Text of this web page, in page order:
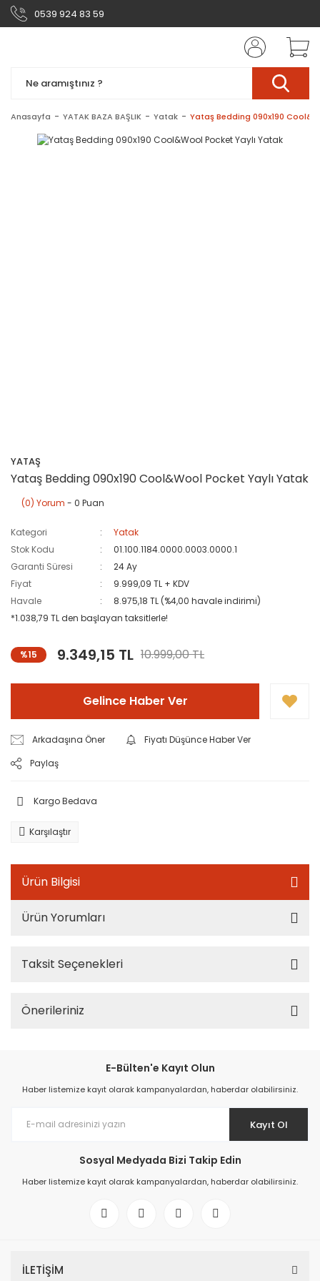
0539 924 83 59
Anasayfa YATAK BAZA BAŞLIK Yatak Yataş Bedding 090x190
YATAŞ
Yataş Bedding 090x190 Cool&Wool Pocket Yaylı Yatak
(0) Yorum - 0 Puan
Kategori
Yatak
Stok Kodu
01.100.1184.0000.0003.0000.1
Garanti Süresi
24 Ay
Fiyat
9.999,09 TL + KDV
Havale
8.975,18 TL (%4,00 havale indirimi)
*1.038,79 TL den başlayan taksitlerle!
%15 9.349,15 TL 10.999,00 TL
Gelince Haber Ver
Arkadaşına Öner
Fiyatı Düşünce Haber Ver
Paylaş
Kargo Bedava
Karşılaştır
Ürün Bilgisi
Ürün Yorumları
Taksit Seçenekleri
Önerileriniz
E-Bülten'e Kayıt Olun
Haber listemize kayıt olarak kampanyalardan, haberdar olabilirsiniz.
Kayıt Ol
Sosyal Medyada Bizi Takip Edin
Haber listemize kayıt olarak kampanyalardan, haberdar olabilirsiniz.
İLETİŞİM